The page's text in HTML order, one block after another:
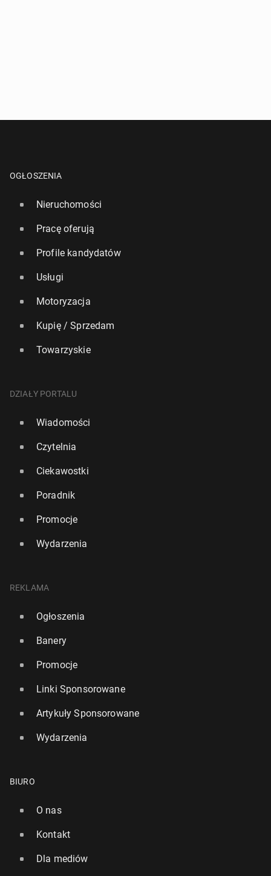
OGŁOSZENIA
Nieruchomości
Pracę oferują
Profile kandydatów
Usługi
Motoryzacja
Kupię / Sprzedam
Towarzyskie
DZIAŁY PORTALU
Wiadomości
Czytelnia
Ciekawostki
Poradnik
Promocje
Wydarzenia
REKLAMA
Ogłoszenia
Banery
Promocje
Linki Sponsorowane
Artykuły Sponsorowane
Wydarzenia
BIURO
O nas
Kontakt
Dla mediów